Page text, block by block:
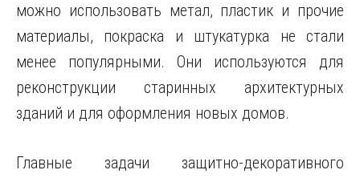
можно использовать метал, пластик и прочие
материалы, покраска и штукатурка не стали
менее популярными. Они используются для
реконструкции старинных архитектурных
зданий и для оформления новых домов.
Главные задачи защитно-декоративного